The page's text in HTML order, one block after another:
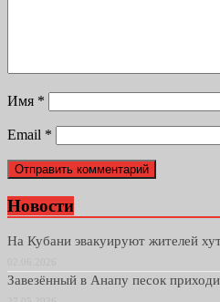
Имя *
Email *
Новости
На Кубани эвакуируют жителей
Завезённый в Анапу песок